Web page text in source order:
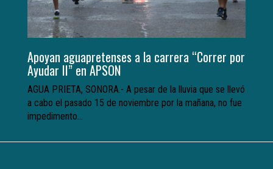
Apoyan aguapretenses a la carrera “Correr por
Ayudar II” en APSON
AGUA PRIETA, SONORA.- A pesar de la lluvia que se llevó
a cabo el pasado 15 de noviembre por la mañana, no fue
impedimento...